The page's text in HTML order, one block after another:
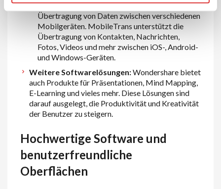
MobileTrans:Ein praktisches Tool für die
Übertragung von Daten zwischen verschiedenen
Mobilgeräten. MobileTrans unterstützt die
Übertragung von Kontakten, Nachrichten,
Fotos, Videos und mehr zwischen iOS-, Android-
und Windows-Geräten.
Weitere Softwarelösungen:Wondershare bietet
auch Produkte für Präsentationen, Mind Mapping,
E-Learning und vieles mehr. Diese Lösungen sind
darauf ausgelegt, die Produktivität und Kreativität
der Benutzer zu steigern.
Hochwertige Software und
benutzerfreundliche
Oberflächen